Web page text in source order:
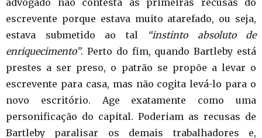
escrevente porque estava muito atarefado, ou seja,
estava submetido ao tal
“instinto absoluto de
enriquecimento”. Perto do fim, quando Bartleby está
prestes a ser preso, o patrão se propõe a levar o
escrevente para casa, mas não cogita levá-lo para o
novo escritório. Age exatamente como uma
personificação do capital. Poderiam as recusas de
Bartleby paralisar os demais trabalhadores e,